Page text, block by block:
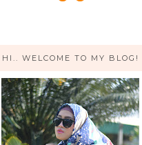
HI.. WELCOME TO MY BLOG!